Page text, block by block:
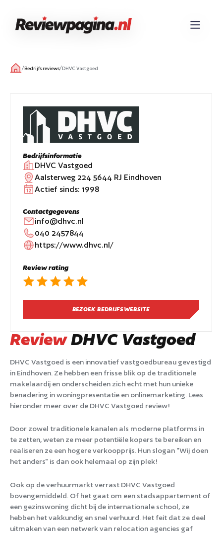
/Bedrijfs reviews/DHVC Vastgoed
Bedrijfsinformatie
DHVC Vastgoed
Aalsterweg 224 5644 RJ Eindhoven
Actief sinds: 1998
Contactgegevens
info@dhvc.nl
040 2457844
https://www.dhvc.nl/
Review rating
BEZOEK BEDRIJFSWEBSITE
Review DHVC Vastgoed
DHVC Vastgoed is een innovatief vastgoedbureau gevestigd
in Eindhoven. Ze hebben een frisse blik op de traditionele
makelaardij en onderscheiden zich echt met hun unieke
benadering in woningpresentatie en onlinemarketing. Lees
hieronder meer over de DHVC Vastgoed review!
Door zowel traditionele kanalen als moderne platforms in
te zetten, weten ze meer potentiële kopers te bereiken en
realiseren ze een hogere verkoopprijs. Hun slogan "Wij doen
het anders" is dan ook helemaal op zijn plek!
Ook op de verhuurmarkt verrast DHVC Vastgoed
bovengemiddeld. Of het gaat om een stadsappartement of
een gezinswoning dicht bij de internationale school, ze
hebben het vakkundig en snel verhuurd. Het feit dat ze deel
uitmaken van een netwerk van relocation agencies gaf